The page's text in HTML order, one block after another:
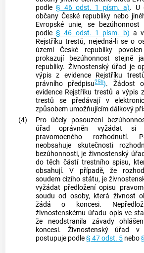
podle§ 46 odst. 1 písm. a). U
občany České republiky nebo
Evropské unie, se bezúhonnost
podle§ 46 odst. 1 písm. b) a
Rejstříku trestů, nejedná-li se o
území České republiky
prokazují bezúhonnost stejně
republiky. Živnostenský úřad je
výpis z evidence Rejstříku
právního předpisu25b). Žádost
evidence Rejstříku trestů a výpis
trestů se předávají v
způsobem umožňujícím dálkový
(4)
Pro účely posouzení
úřad oprávněn vyžádat
pravomocného rozhodnutí.
neobsahuje skutečnosti
bezúhonnosti, je živnostenský
do těch částí trestního spisu,
obsahují. V případě, že
soudem cizího státu, je
vyžádat předložení opisu
soudu od osoby, která živnost
žádá o koncesi.
živnostenskému úřadu opis ve
že neodstranila závady
koncesi. Živnostenský úřad v
postupuje podle§ 47 odst. 5nebo